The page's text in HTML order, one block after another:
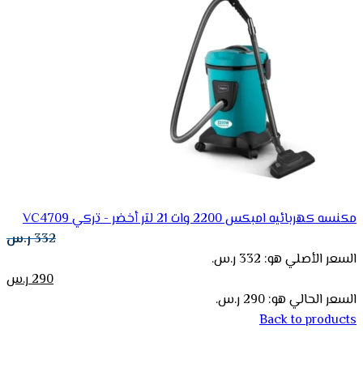
مكنسه كهربائيه امبكس 2200 وات 21 لتر أخضر - تركي VC4709
332ر.س
السعر الأصلي هو: 332 ر.س.
290ر.س
السعر الحالي هو: 290 ر.س.
Back to products